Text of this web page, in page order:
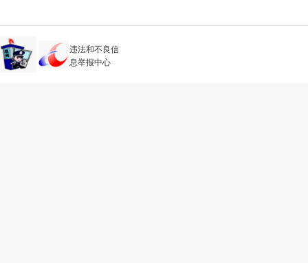
违法和不良信
息举报中心